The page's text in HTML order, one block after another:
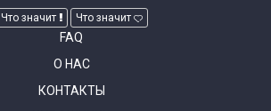
Что значит Что значит
FAQ
О НАС
КОНТАКТЫ